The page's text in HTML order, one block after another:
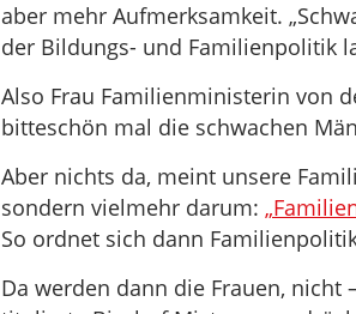
aber mehr Aufmerksamkeit.
der Bildungs- und Familienpolitik
Also Frau Familienministerin von
bitteschön mal die schwachen
Aber nichts da, meint unsere
sondern vielmehr darum:
So ordnet sich dann
Da werden dann die Frauen, nicht